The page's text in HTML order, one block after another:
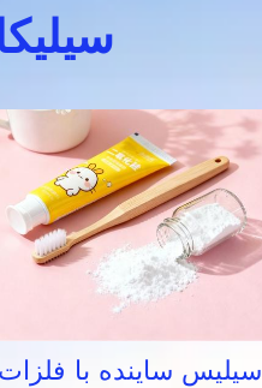
سیلیس ساینده با فلزات